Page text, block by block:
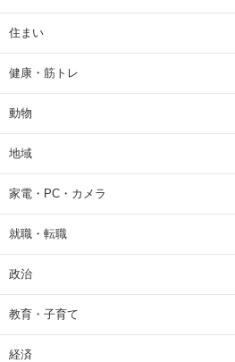
住まい
健康・筋トレ
動物
地域
家電・PC・カメラ
就職・転職
政治
教育・子育て
経済